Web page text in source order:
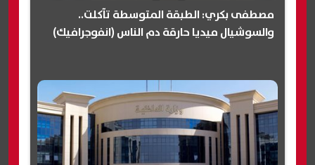
مصطفى بكري: الطبقة المتوسطة تآكلت..
والسوشيال ميديا حارقة دم الناس (انفوجرافيك)